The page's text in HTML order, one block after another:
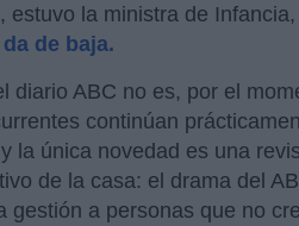
estuvo la ministra de
de baja.
diario ABC no es, por el
continúan
la única novedad es una
de la casa: el drama del
gestión a personas que no